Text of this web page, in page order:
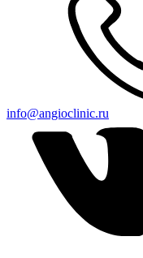
info@angioclinic.ru